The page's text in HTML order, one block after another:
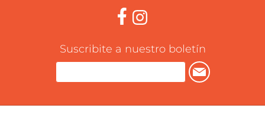
Suscribite a nuestro boletín